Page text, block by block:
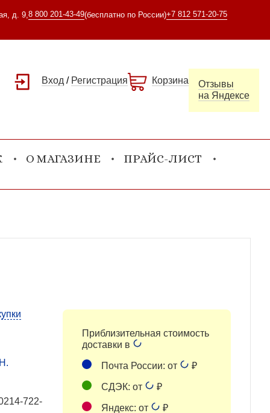
д. 9, 8 800 201-43-49(бесплатно по России)+7 812 571-20-75
Вход / Регистрация Корзина
Отзывы
на Яндексе
О МАГАЗИНЕ ПРАЙС-ЛИСТ
722-
Приблизительная стоимость
доставки в
Почта России: от ₽
СДЭК: от ₽
Яндекс: от
₽